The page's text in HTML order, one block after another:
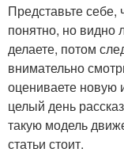
Представьте
понятно, но видно
делаете, потом
внимательно
оцениваете
целый день
такую модель
статьи стоит.